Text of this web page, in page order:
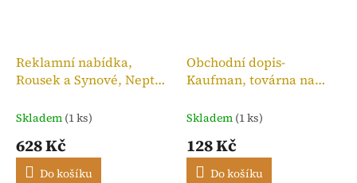
Reklamní nabídka,
Rousek a Synové, Neptun
Skladem (1 ks)
628 Kč
Do košíku
Obchodní dopis-
Kaufman, továrna na
Skladem (1 ks)
128 Kč
Do košíku